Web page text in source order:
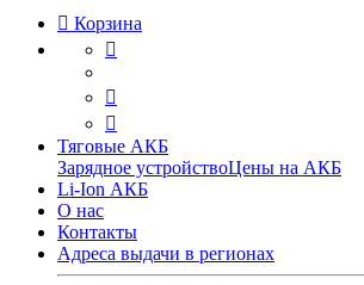
Корзина
Тяговые АКБ
Зарядное устройствоЦены на АКБ
Li-Ion АКБ
О нас
Контакты
Адреса выдачи в регионах